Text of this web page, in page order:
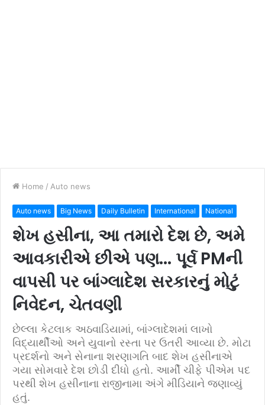
Home / Auto news
Auto news Big News Daily Bulletin International National
શેખ હસીના, આ તમારો દેશ છે, અમે
આવકારીએ છીએ પણ... પૂર્વ PMની
વાપસી પર બાંગ્લાદેશ સરકારનું મોટું
નિવેદન, ચેતવણી
છેલ્લા કેટલાક અઠવાડિયામાં, બાંગ્લાદેશમાં લાખો
વિદ્યાર્થીઓ અને યુવાનો રસ્તા પર ઉતરી આવ્યા છે. મોટા
પ્રદર્શનો અને સેનાના શરણાગતિ બાદ શેખ હસીનાએ
ગયા સોમવારે દેશ છોડી દીધો હતો. આર્મી ચીફે પીએમ પદ
પરથી શેખ હસીનાના રાજીનામા અંગે મીડિયાને જણાવ્યું
હતું.